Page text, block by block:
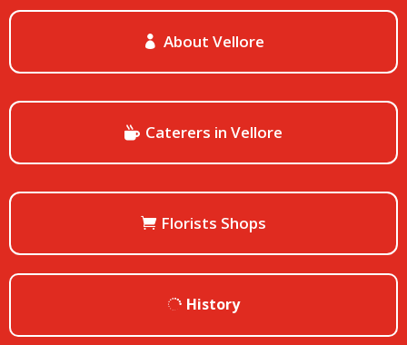
About Vellore
Caterers in Vellore
Florists Shops
History